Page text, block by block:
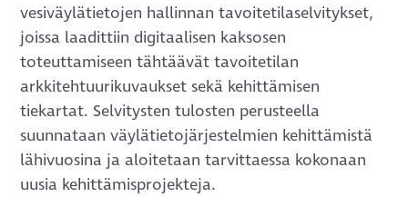
vesiväylätietojen hallinnan tavoitetilaselvitykset,
joissa laadittiin digitaalisen kaksosen
toteuttamiseen tähtäävät tavoitetilan
arkkitehtuurikuvaukset sekä kehittämisen
tiekartat. Selvitysten tulosten perusteella
suunnataan väylätietojärjestelmien kehittämistä
lähivuosina ja aloitetaan tarvittaessa kokonaan
uusia kehittämisprojekteja.